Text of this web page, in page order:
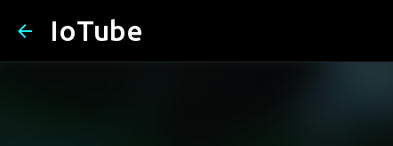
IoTube